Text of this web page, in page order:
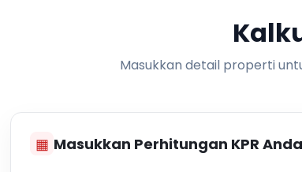
Masukkan detail properti
▦ Masukkan Perhitungan KPR Anda